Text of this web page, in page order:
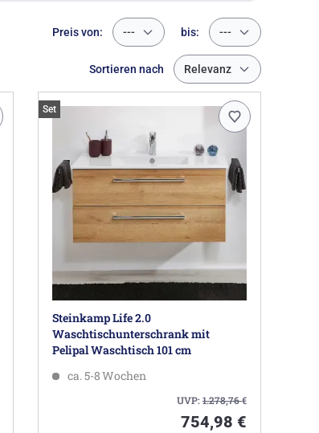
Preis von: --- bis: ---
Sortieren nach Relevanz
Set
Steinkamp Life 2.0
Waschtischunterschrank mit
Pelipal Waschtisch 101 cm
ca. 5-8 Wochen
UVP:1.278,76€
754,98 €